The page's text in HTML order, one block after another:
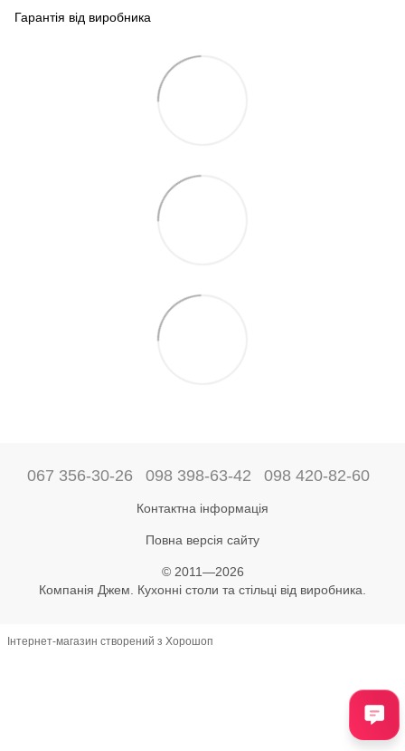
Гарантія від виробника
067 356-30-26 098 398-63-42 098 420-82-60
Контактна інформація
Повна версія сайту
© 2011—2026
Компанія Джем. Кухонні столи та стільці від виробника.
Інтернет-магазин створений з Хорошоп